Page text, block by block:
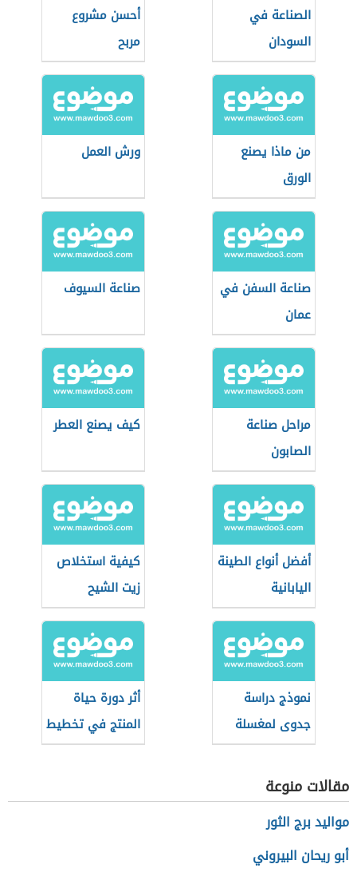
الصناعة في
السودان
أحسن مشروع
مربح
من ماذا يصنع
الورق
ورش العمل
صناعة السفن في
عمان
صناعة السيوف
مراحل صناعة
الصابون
كيف يصنع العطر
أفضل أنواع الطينة
اليابانية
كيفية استخلاص
زيت الشيح
نموذج دراسة
جدوى لمغسلة
سيارات
أثر دورة حياة
المنتج في تخطيط
المنتجات
مقالات منوعة
مواليد برج الثور
أبو ريحان البيروني